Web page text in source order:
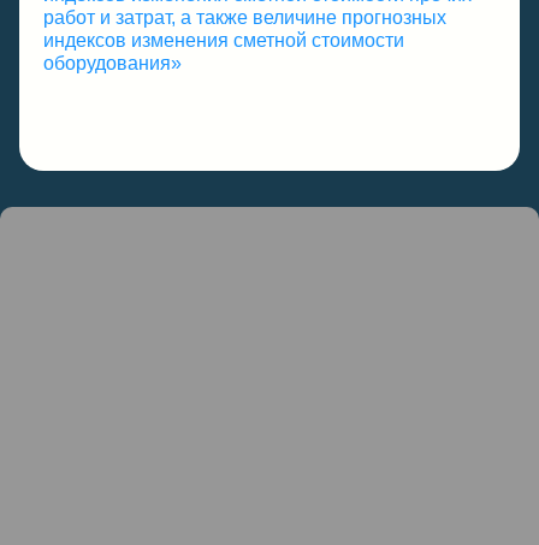
работ и затрат, а также величине прогнозных
индексов изменения сметной стоимости
оборудования»